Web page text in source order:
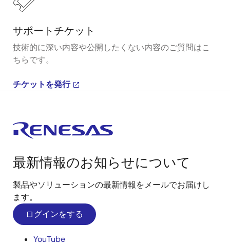
サポートチケット
技術的に深い内容や公開したくない内容のご質問はこ
ちらです。
チケットを発行
最新情報のお知らせについて
製品やソリューションの最新情報をメールでお届けし
ます。
ログインをする
YouTube